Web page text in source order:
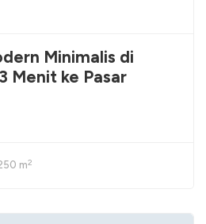
Minimalis di
Menit ke Pasar
m2